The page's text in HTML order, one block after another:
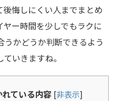
後悔しにくい人までまとめ
ー時間を少しでもラクに
うかどうか判断できるよう
いきますね。
ている内容 [非表示]